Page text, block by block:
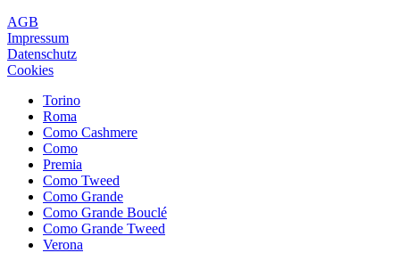
AGB
Impressum
Datenschutz
Cookies
Torino
Roma
Como Cashmere
Como
Premia
Como Tweed
Como Grande
Como Grande Bouclé
Como Grande Tweed
Verona